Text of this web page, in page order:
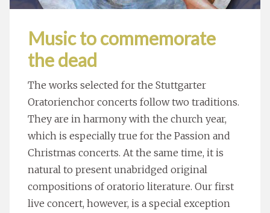
Music to commemorate
the dead
The works selected for the Stuttgarter
Oratorienchor concerts follow two traditions.
They are in harmony with the church year,
which is especially true for the Passion and
Christmas concerts. At the same time, it is
natural to present unabridged original
compositions of oratorio literature. Our first
live concert, however, is a special exception